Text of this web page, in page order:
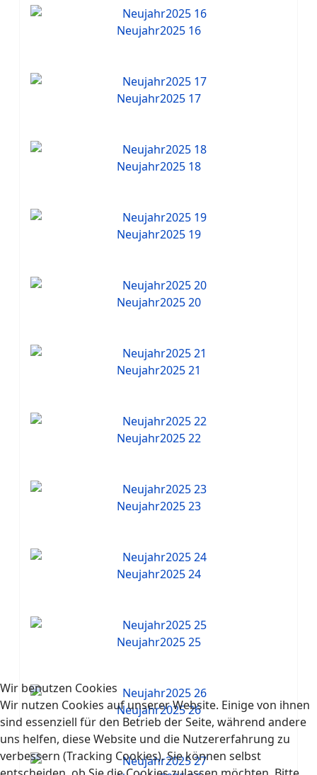
Neujahr2025 16
Neujahr2025 17
Neujahr2025 18
Neujahr2025 19
Neujahr2025 20
Neujahr2025 21
Neujahr2025 22
Neujahr2025 23
Neujahr2025 24
Neujahr2025 25
Neujahr2025 26
Wir benutzen Cookies
Wir nutzen Cookies auf unserer Website. Einige von ihnen
sind essenziell für den Betrieb der Seite, während andere
uns helfen, diese Website und die Nutzererfahrung zu
verbessern (Tracking Cookies). Sie können selbst